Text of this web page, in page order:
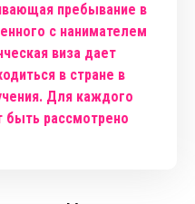
пребывание в
с нанимателем
виза дает
в стране в
Для каждого
быть рассмотрено